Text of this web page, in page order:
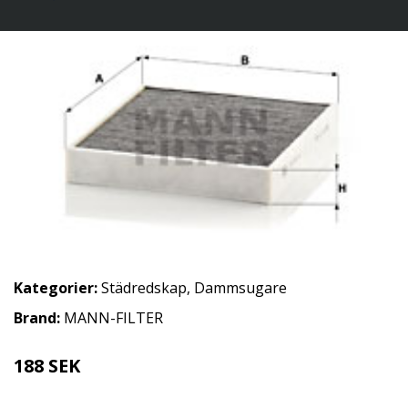
Kategorier:Städredskap, Dammsugare
Brand: MANN-FILTER
188 SEK